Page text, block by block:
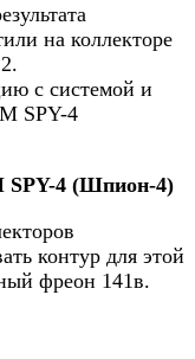
на коллекторе
с системой и
SPY-4
SPY-4 (Шпион-4)
контур для этой
фреон 141в.